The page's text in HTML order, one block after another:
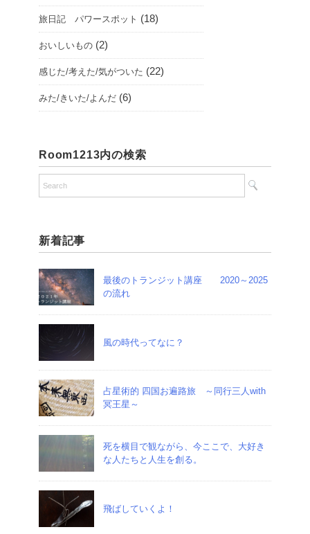
旅日記 パワースポット (18)
おいしいもの (2)
感じた/考えた/気がついた (22)
みた/きいた/よんだ (6)
Room1213内の検索
新着記事
最後のトランジット講座 2020～2025
の流れ
風の時代ってなに？
占星術的 四国お遍路旅 ～同行三人with
冥王星～
死を横目で観ながら、今ここで、大好き
な人たちと人生を創る。
飛ばしていくよ！